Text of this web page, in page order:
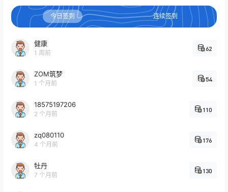
今日签到 连续签到
健康
1 周前
62
ZOM筑梦
1 个月前
54
18575197206
2 个月前
110
zq080110
4 个月前
176
牡丹
7 个月前
130